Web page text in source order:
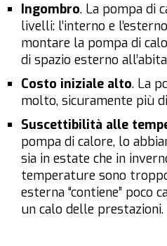
Ingombro. La pompa di
livelli: l’interno e
montare la pompa di
di spazio esterno
Costo iniziale alto. La
molto, sicuramente più
Suscettibilità alle
pompa di calore, lo
sia in estate che in
temperature sono
esterna “contiene” poco
un calo delle prestazioni.